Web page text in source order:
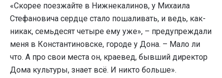
«Скорее поезжайте в Нижнекалинов, у Михаила
Стефановича сердце стало пошаливать, и ведь, как-
никак, семьдесят четыре ему уже», – предупреждали
меня в Константиновске, городе у Дона. – Мало ли
что. А про свои места он, краевед, бывший директор
Дома культуры, знает всё. И никто больше».